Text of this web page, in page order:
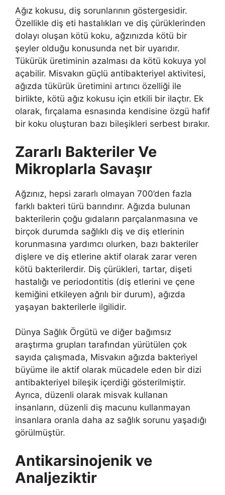
Ağız kokusu, diş sorunlarının göstergesidir.
Özellikle diş eti hastalıkları ve diş çürüklerinden
dolayı oluşan kötü koku, ağzınızda kötü bir
şeyler olduğu konusunda net bir uyarıdır.
Tükürük üretiminin azalması da kötü kokuya yol
açabilir. Misvakın güçlü antibakteriyel aktivitesi,
ağızda tükürük üretimini artırıcı özelliği ile
birlikte, kötü ağız kokusu için etkili bir ilaçtır. Ek
olarak, fırçalama esnasında kendisine özgü hafif
bir koku oluşturan bazı bileşikleri serbest bırakır.
Zararlı Bakteriler Ve
Mikroplarla Savaşır
Ağzınız, hepsi zararlı olmayan 700’den fazla
farklı bakteri türü barındırır. Ağızda bulunan
bakterilerin çoğu gıdaların parçalanmasına ve
birçok durumda sağlıklı diş ve diş etlerinin
korunmasına yardımcı olurken, bazı bakteriler
dişlere ve diş etlerine aktif olarak zarar veren
kötü bakterilerdir. Diş çürükleri, tartar, dişeti
hastalığı ve periodontitis (diş etlerini ve çene
kemiğini etkileyen ağrılı bir durum), ağızda
yaşayan bakterilerle ilgilidir.
Dünya Sağlık Örgütü ve diğer bağımsız
araştırma grupları tarafından yürütülen çok
sayıda çalışmada, Misvakın ağızda bakteriyel
büyüme ile aktif olarak mücadele eden bir dizi
antibakteriyel bileşik içerdiği gösterilmiştir.
Ayrıca, düzenli olarak misvak kullanan
insanların, düzenli diş macunu kullanmayan
insanlara oranla daha az sağlık sorunu yaşadığı
görülmüştür.
Antikarsinojenik ve
Analjeziktir